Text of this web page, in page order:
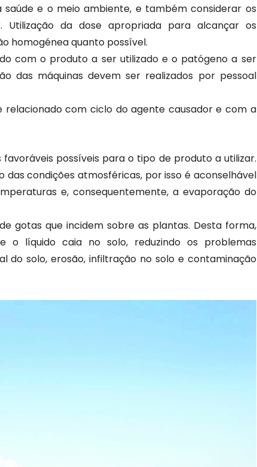
e o meio ambiente, e também considerar os
da dose apropriada para alcançar os
homogénea quanto possível.
com o produto a ser utilizado e o patógeno a ser
das máquinas devem ser realizados por pessoal
com ciclo do agente causador e com a
possíveis para o tipo de produto a utilizar.
condições atmosféricas, por isso é aconselhável
e, consequentemente, a evaporação do
gotas que incidem sobre as plantas. Desta forma,
o líquido caia no solo, reduzindo os problemas
do solo, erosão, infiltração no solo e contaminação